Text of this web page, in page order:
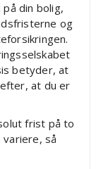
din bolig,
og
betyder, at
at du er
frist på to
så